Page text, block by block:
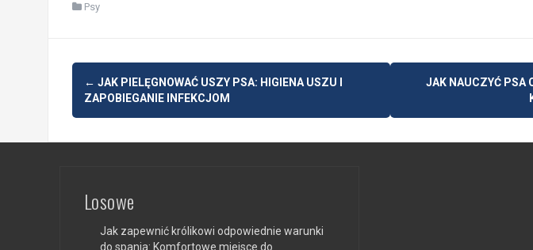
Psy
Post
navigation
← JAK PIELĘGNOWAĆ USZY PSA: HIGIENA USZU I
ZAPOBIEGANIE INFEKCJOM
JAK NAUCZYĆ PSA
Losowe
Jak zapewnić królikowi odpowiednie warunki
do spania: Komfortowe miejsce do